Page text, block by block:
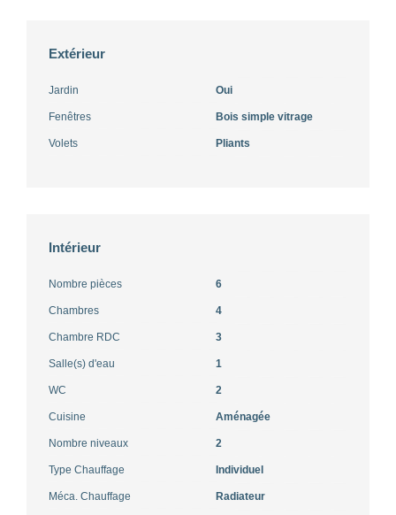
Extérieur
Jardin Oui
Fenêtres Bois simple vitrage
Volets Pliants
Intérieur
Nombre pièces 6
Chambres 4
Chambre RDC 3
Salle(s) d'eau 1
WC 2
Cuisine Aménagée
Nombre niveaux 2
Type Chauffage Individuel
Méca. Chauffage Radiateur